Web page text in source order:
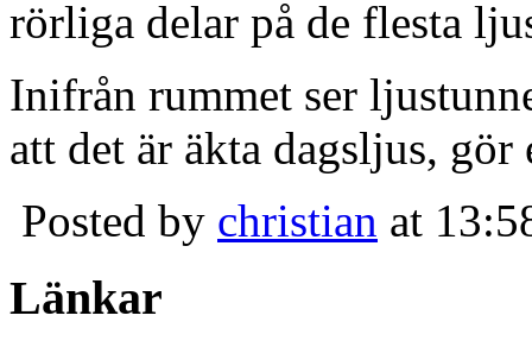
rörliga delar på de flesta
Inifrån rummet ser
att det är äkta dagsljus,
Posted by christian at
Länkar